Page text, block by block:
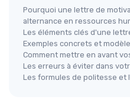
Pourquoi une lettre de
alternance en ressources
Les éléments clés d'une
Exemples concrets et
Comment mettre en avant
Les erreurs à éviter dans
Les formules de politesse et